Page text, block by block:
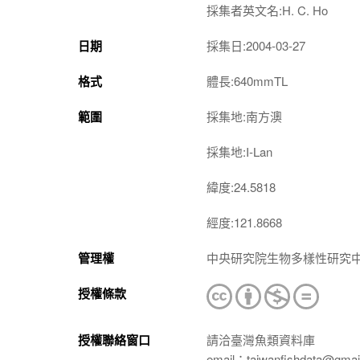
採集者英文名:H. C. Ho
日期 採集日:2004-03-27
格式 體長:640mmTL
範圍 採集地:南方澳
採集地:I-Lan
緯度:24.5818
經度:121.8668
管理權 中央研究院生物多樣性研究
授權條款
授權聯絡窗口
請洽臺灣魚類資料庫